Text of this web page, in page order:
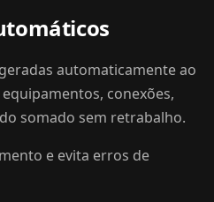
automaticamente ao
conexões,
somado sem retrabalho.
e evita erros de